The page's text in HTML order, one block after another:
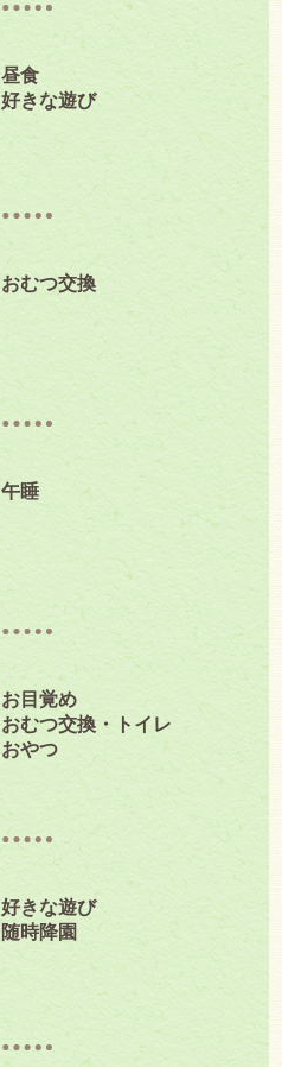
昼食
好きな遊び
おむつ交換
午睡
お目覚め
おむつ交換・トイレ
おやつ
好きな遊び
随時降園